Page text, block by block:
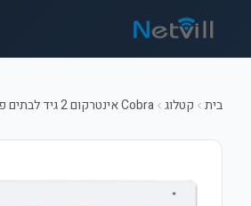
בית קטלוג Cobra אינטרקום 2 גיד לבתים פרטיים